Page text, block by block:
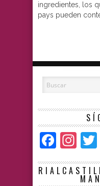
ingredientes, los
pays pueden